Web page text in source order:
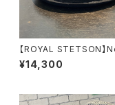
【ROYAL STETSON】
scaut Linen
ット SE459
¥14,300